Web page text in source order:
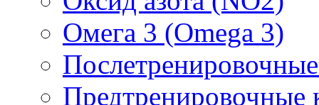
Омега 3 (Omega 3)
Предтренировочные